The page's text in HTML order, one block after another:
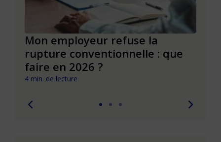
Mon employeur refuse la
rupture conventionnelle : que
faire en 2026 ?
4 min. de lecture